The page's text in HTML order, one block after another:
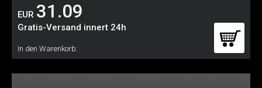
EUR 31.09
Gratis-Versand innert 24h
In den Warenkorb: